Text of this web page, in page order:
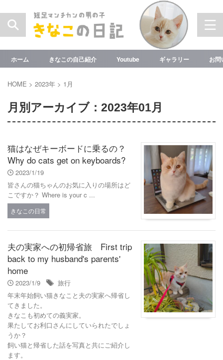
ホーム きなこの自己紹介 Youtube ギャラリー お問
HOME > 2023年 > 1月
月別アーカイブ：2023年01月
猫はなぜキーボードに乗るの？
Why do cats get on keyboards?
2023/1/19
皆さんの猫ちゃんのお気に入りの場所はど
こですか？ Where is your c ...
きなこの日常
夫の実家への初帰省旅 First trip
back to my husband's parents'
home
2023/1/9
旅行
年末年始飼い猫きなこと夫の実家へ帰省し
てきました。
きなこも初めての義実家。
果たしてお利口さんにしていられたでしょ
うか？
飼い猫と帰省した話を写真と共にご紹介し
ます。